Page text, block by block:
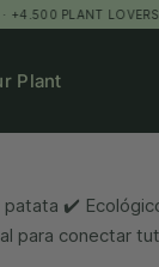
PLANT LOVERS •
Plant
✔️
para conectar